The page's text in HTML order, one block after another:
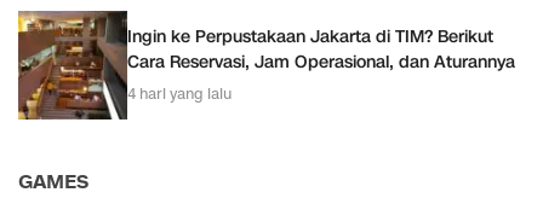
Ingin ke Perpustakaan Jakarta di TIM? Berikut
Cara Reservasi, Jam Operasional, dan Aturannya
4 hari yang lalu
GAMES